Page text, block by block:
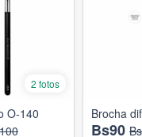
2 fotos
O-140 Brocha
Bs90